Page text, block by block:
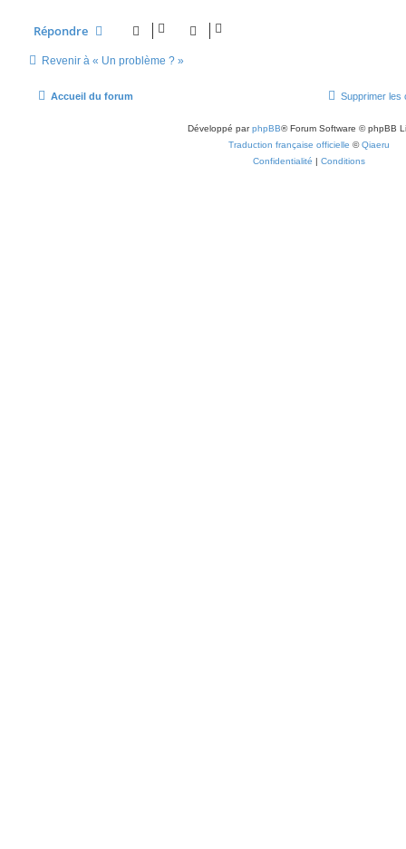
Répondre
Revenir à « Un problème ? »
Accueil du forum Supprimer les
Développé parphpBB® Forum Software © phpBB
Traduction française officielle ©Qiaeru
Confidentialité | Conditions